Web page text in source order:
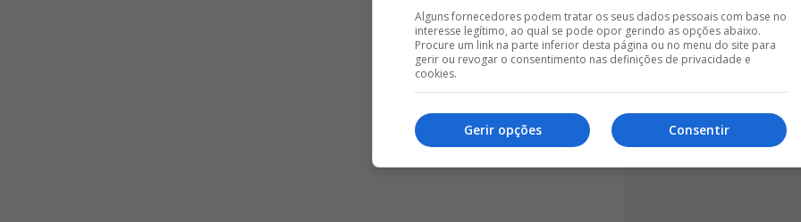
Alguns fornecedores podem tratar os seus dados pessoais com base no
interesse legítimo, ao qual se pode opor gerindo as opções abaixo.
Procure um link na parte inferior desta página ou no menu do site para
gerir ou revogar o consentimento nas definições de privacidade e
cookies.
Consentir
Gerir opções